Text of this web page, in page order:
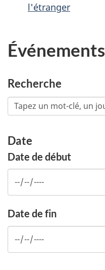
l'étranger
Événements
Recherche
Date
Date de début
Date de fin